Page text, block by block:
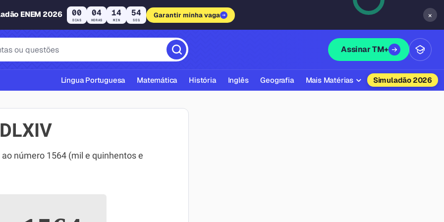
ENEM 2026 00
DIAS
04
HORAS
14
MIN
53
SEG
Garantir minha vaga ×
Assinar TM+
ABNT
Língua Portuguesa Matemática História Inglês Geografia Mais Matérias Simuladão 2026
número 1564 (mil e quinhentos e